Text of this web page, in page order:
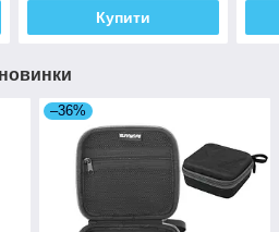
Купити
–36%